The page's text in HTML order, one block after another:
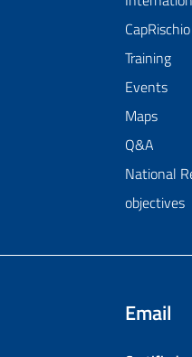
Training
Events
Maps
Q&A
National
objectives
Email